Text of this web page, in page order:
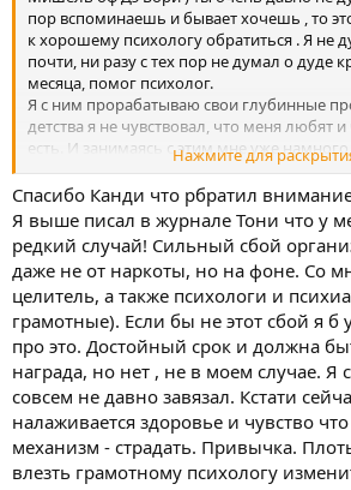
пор вспоминаешь и бывает хочешь , то
к хорошему психологу обратиться . Я не
почти, ни разу с тех пор не думал о дуде
месяца, помог психолог.
Я с ним прорабатываю свои глубинные
детства я не чувствовал, что меня любят
есть. И занимаясь с этим мне уже
траве я не думаю и что наркоманов
считаю. Так думают те, кто не работал над
Да над собой работать трудно и западло)
Дело твое , это мое мнение )
Нажмите для
Спасибо Канди что рбратил
Я выше писал в журнале Тони что у
редкий случай! Сильный сбой
даже не от наркоты, но на фоне. Со
целитель, а также психологи и
грамотные). Если бы не этот сбой я б
про это. Достойный срок и должна
награда, но нет , не в моем случае. Я
совсем не давно завязал. Кстати
налаживается здоровье и чувство
механизм - страдать. Привычка.
влезть грамотному психологу